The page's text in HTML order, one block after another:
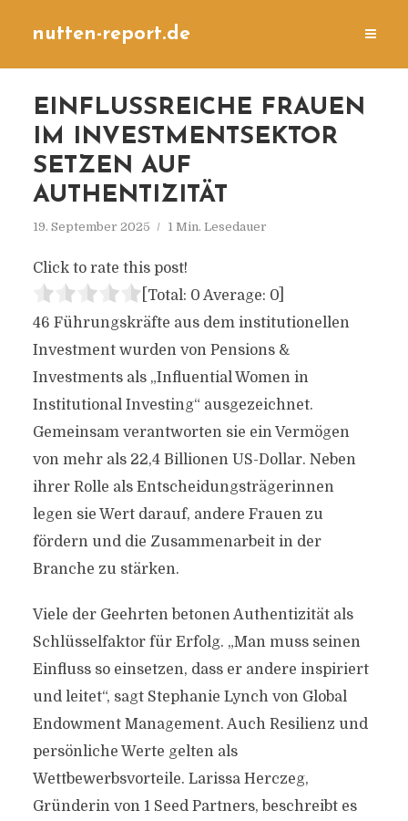
nutten-report.de
EINFLUSSREICHE FRAUEN
IM INVESTMENTSEKTOR
SETZEN AUF
AUTHENTIZITÄT
19. September 2025 1 Min. Lesedauer
Click to rate this post!
[Total: 0 Average: 0]
46 Führungskräfte aus dem institutionellen
Investment wurden von Pensions &
Investments als „Influential Women in
Institutional Investing“ ausgezeichnet.
Gemeinsam verantworten sie ein Vermögen
von mehr als 22,4 Billionen US-Dollar. Neben
ihrer Rolle als Entscheidungsträgerinnen
legen sie Wert darauf, andere Frauen zu
fördern und die Zusammenarbeit in der
Branche zu stärken.
Viele der Geehrten betonen Authentizität als
Schlüsselfaktor für Erfolg. „Man muss seinen
Einfluss so einsetzen, dass er andere inspiriert
und leitet“, sagt Stephanie Lynch von Global
Endowment Management. Auch Resilienz und
persönliche Werte gelten als
Wettbewerbsvorteile. Larissa Herczeg,
Gründerin von 1 Seed Partners, beschreibt es